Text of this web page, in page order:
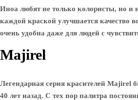
Иноа любят не только колористы, но и
каждой краской улучшается качество
очень удобна даже для людей с
Majirel
Легендарная серия красителей Majirel
40 лет назад. С тех пор палитра